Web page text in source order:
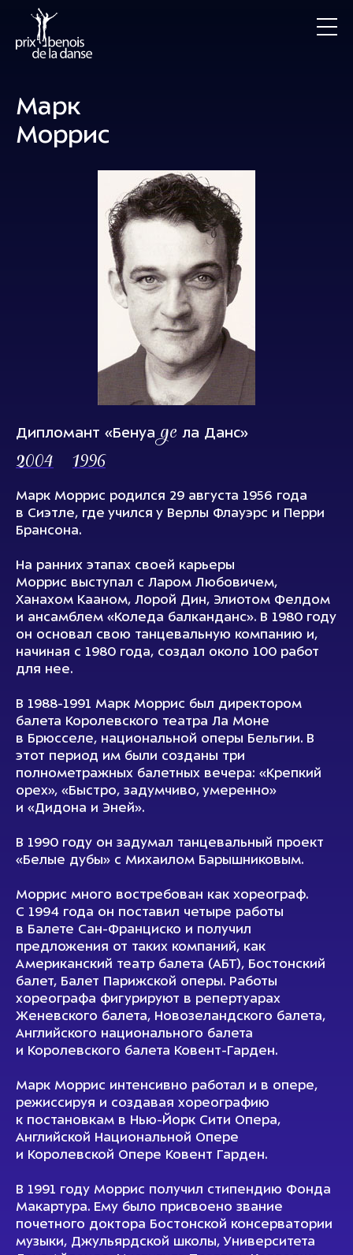
Марк
Моррис
Дипломант «Бенуаде ла Данс»
2004 1996
Марк Моррис родился 29 августа 1956 года
в Сиэтле, где учился у Верлы Флауэрс и Перри
Брансона.
На ранних этапах своей карьеры
Моррис выступал с Ларом Любовичем,
Ханахом Кааном, Лорой Дин, Элиотом Фелдом
и ансамблем «Коледа балканданс». В 1980 году
он основал свою танцевальную компанию и,
начиная с 1980 года, создал около 100 работ
для нее.
В 1988-1991 Марк Моррис был директором
балета Королевского театра Ла Моне
в Брюсселе, национальной оперы Бельгии. В
этот период им были созданы три
полнометражных балетных вечера: «Крепкий
орех», «Быстро, задумчиво, умеренно»
и «Дидона и Эней».
В 1990 году он задумал танцевальный проект
«Белые дубы» с Михаилом Барышниковым.
Моррис много востребован как хореограф.
С 1994 года он поставил четыре работы
в Балете Сан-Франциско и получил
предложения от таких компаний, как
Американский театр балета (АБТ), Бостонский
балет, Балет Парижской оперы. Работы
хореографа фигурируют в репертуарах
Женевского балета, Новозеландского балета,
Английского национального балета
и Королевского балета Ковент-Гарден.
Марк Моррис интенсивно работал и в опере,
режиссируя и создавая хореографию
к постановкам в Нью-Йорк Сити Опера,
Английской Национальной Опере
и Королевской Опере Ковент Гарден.
В 1991 году Моррис получил стипендию Фонда
Макартура. Ему было присвоено звание
почетного доктора Бостонской консерватории
музыки, Джульярдской школы, Университета